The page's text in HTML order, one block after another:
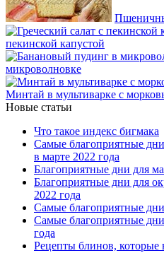
пекинской капустой
микроволновке
Минтай в мультиварке с
Новые статьи
Что такое индекс бигмака
Самые благоприятные
в марте 2022 года
Благоприятные дни для
Благоприятные дни для
2022 года
Самые благоприятные дни
Самые благоприятные
года
Рецепты блинов, которые